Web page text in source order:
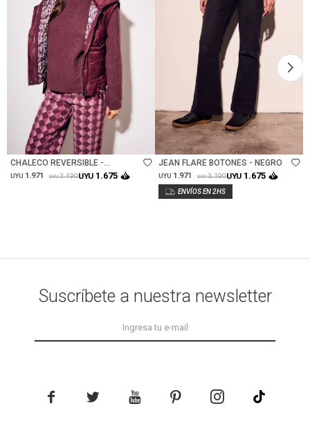
Talle
CHALECO REVERSIBLE -
BORDEAUX
UYU 1.971 UYU 3.490UYU 1.675
Talle
JEAN FLARE BOTONES - NEGRO
UYU 1.971 UYU 3.190UYU 1.675
Suscríbete a nuestra newsletter
    